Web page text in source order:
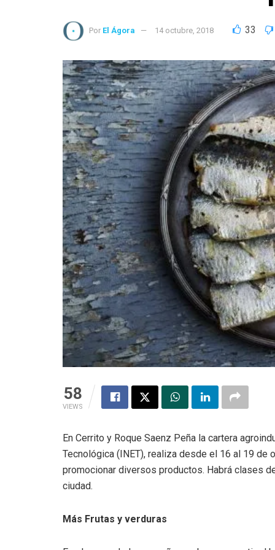
Por El Ágora 14 octubre, 2018 33
58
VIEWS
En Cerrito y Roque Saenz Peña la cartera
Tecnológica (INET), realiza desde el 16 al 19
promocionar diversos productos. Habrá clases
ciudad.
Más Frutas y verduras